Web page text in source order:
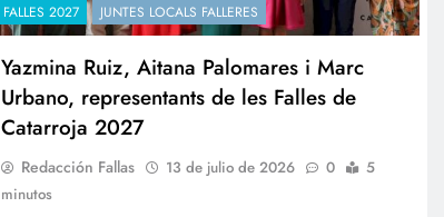
FALLES 2027 JUNTES LOCALS FALLERES
Yazmina Ruiz, Aitana Palomares i Marc
Urbano, representants de les Falles de
Catarroja 2027
Redacción Fallas 13 de julio de 2026 0
5
minutos